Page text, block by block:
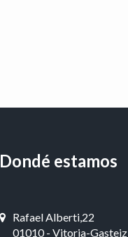
Dondé estamos
Rafael Alberti,22
01010 - Vitoria-Gasteiz